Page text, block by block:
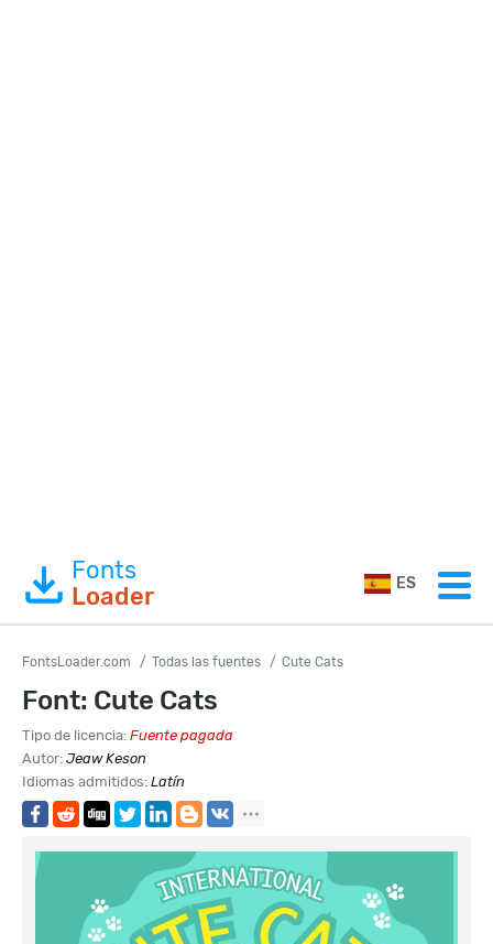
Fonts
Loader
ES
FontsLoader.com Todas las fuentes Cute Cats
Font: Cute Cats
Tipo de licencia: Fuente pagada
Autor: Jeaw Keson
Idiomas admitidos: Latín